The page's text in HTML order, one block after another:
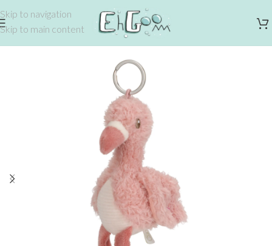
Skip to navigation
Skip to main content